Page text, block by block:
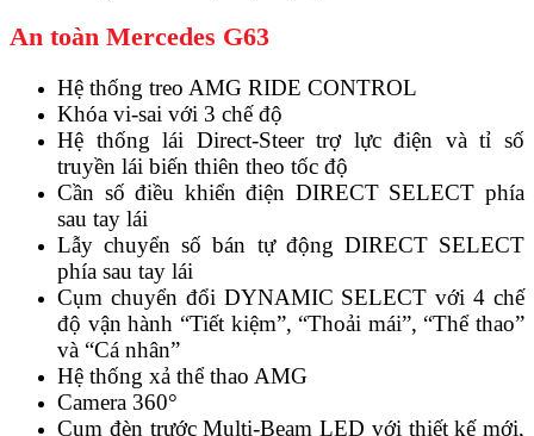
An toàn Mercedes G63
Hệ thống treo AMG RIDE CONTROL
Khóa vi-sai với 3 chế độ
Hệ thống lái Direct-Steer trợ lực điện và tỉ số
truyền lái biến thiên theo tốc độ
Cần số điều khiển điện DIRECT SELECT phía
sau tay lái
Lẫy chuyển số bán tự động DIRECT SELECT
phía sau tay lái
Cụm chuyển đổi DYNAMIC SELECT với 4 chế
độ vận hành “Tiết kiệm”, “Thoải mái”, “Thể thao”
và “Cá nhân”
Hệ thống xả thể thao AMG
Camera 360°
Cụm đèn trước Multi-Beam LED với thiết kế mới,